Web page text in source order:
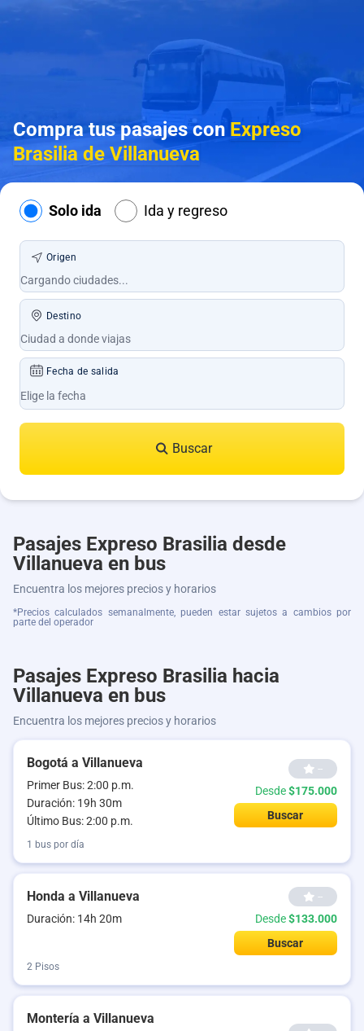
Compra tus pasajes con Expreso
Brasilia de Villanueva
Solo ida Ida y regreso
Origen
Destino
Fecha de salida
Buscar
Pasajes Expreso Brasilia desde
Villanueva en bus
Encuentra los mejores precios y horarios
*Precios calculados semanalmente, pueden estar sujetos a cambios por
parte del operador
Pasajes Expreso Brasilia hacia
Villanueva en bus
Encuentra los mejores precios y horarios
Bogotá a Villanueva
Primer Bus: 2:00 p.m.
Duración: 19h 30m
Último Bus: 2:00 p.m.
--
Desde$175.000
Buscar
1 bus por día
Honda a Villanueva
Duración: 14h 20m
--
Desde$133.000
Buscar
2 Pisos
Montería a Villanueva